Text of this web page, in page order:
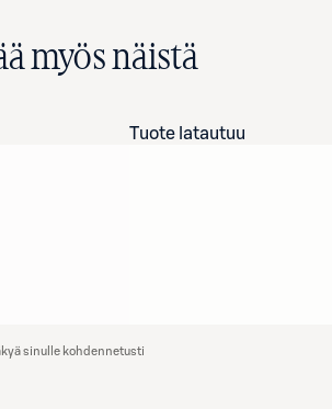
myös näistä
Tuote latautuu
sinulle kohdennetusti